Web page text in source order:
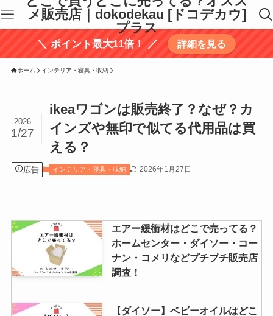
メ販売店｜dokodekau [ドコデカウ]
プラス
＼ ポイント最大11倍！ ／ 詳細を見る
ホーム インテリア・寝具・収納
ikeaワゴンは販売終了？なぜ？カ
インズや無印で似てる代用品は買
える？
2026
1/27
広告 インテリア・寝具・収納 2026年1月27日
エアー緩衝材はどこで売ってる？
ホームセンター・ダイソー・コー
ナン・コメリなどプチプチ販売店
調査！
【ダイソー】ベビーオイルはどこ